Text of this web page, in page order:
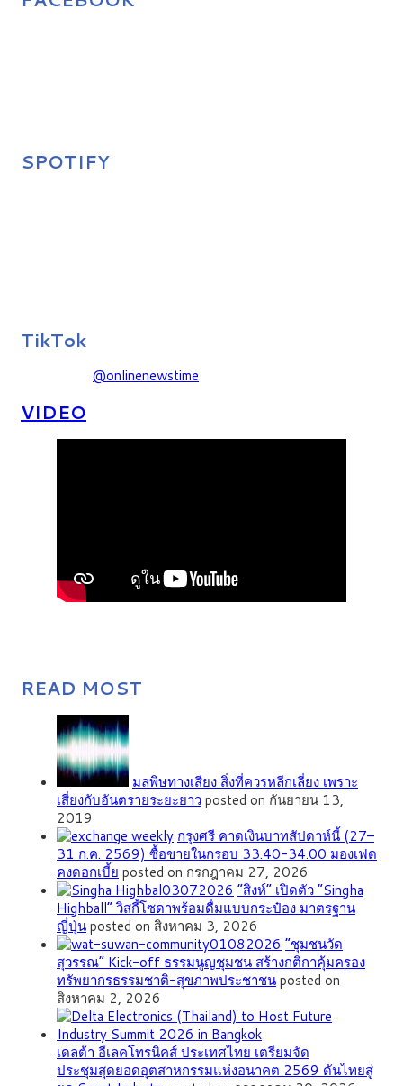
SPOTIFY
TikTok
@onlinenewstime
VIDEO
READ MOST
มลพิษทางเสียง สิ่งที่ควรหลีกเลี่ยง เพราะ
เสี่ยงกับอันตรายระยะยาวposted on กันยายน 13,
2019
กรุงศรี คาดเงินบาทสัปดาห์นี้ (27–
31 ก.ค. 2569) ซื้อขายในกรอบ 33.40-34.00 มองเฟด
คงดอกเบี้ย posted on กรกฎาคม 27, 2026
“สิงห์” เปิดตัว “Singha
Highball” วิสกี้โซดาพร้อมดื่มแบบกระป๋อง มาตรฐาน
ญี่ปุ่นposted on สิงหาคม 3, 2026
”ชุมชนวัด
สุวรรณ” Kick-off ธรรมนูญชุมชน สร้างกติกาคุ้มครอง
ทรัพยากรธรรมชาติ-สุขภาพประชาชนposted on
สิงหาคม 2, 2026
เดลต้า อีเลคโทรนิคส์ ประเทศไทย เตรียมจัด
ประชุมสุดยอดอุตสาหกรรมแห่งอนาคต 2569 ดันไทยสู่